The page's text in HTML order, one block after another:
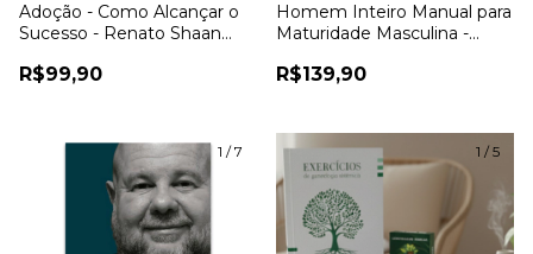
Adoção - Como Alcançar o
Sucesso - Renato Shaan
R$99,90
Homem Inteiro Manual para
Maturidade Masculina -
R$139,90
1 /7 1 /5